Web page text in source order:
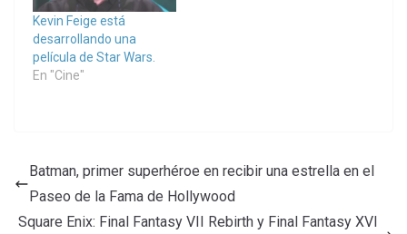
Kevin Feige está
desarrollando una
película de Star Wars.
En "Cine"
Batman, primer superhéroe en recibir una estrella en el
Paseo de la Fama de Hollywood
Square Enix: Final Fantasy VII Rebirth y Final Fantasy XVI